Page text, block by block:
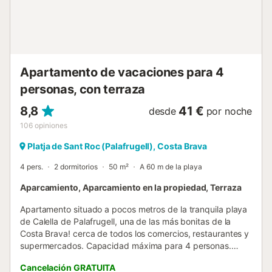
Apartamento de vacaciones para 4
personas, con terraza
8,8
106 opiniones
desde 41 € por noche
Platja de Sant Roc (Palafrugell), Costa Brava
4 pers. 2 dormitorios 50 m² A 60 m de la playa
Aparcamiento, Aparcamiento en la propiedad, Terraza
Apartamento situado a pocos metros de la tranquila playa
de Calella de Palafrugell, una de las más bonitas de la
Costa Brava! cerca de todos los comercios, restaurantes y
supermercados. Capacidad máxima para 4 personas.
familia en la Costa Brava! Consta de una terraza dónde
Cancelación GRATUITA